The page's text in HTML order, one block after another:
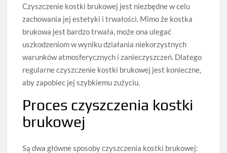
Czyszczenie kostki brukowej jest niezbędne w celu
zachowania jej estetyki i trwałości. Mimo że kostka
brukowa jest bardzo trwała, może ona ulegać
uszkodzeniom w wyniku działania niekorzystnych
warunków atmosferycznych i zanieczyszczeń. Dlatego
regularne czyszczenie kostki brukowej jest konieczne,
aby zapobiec jej szybkiemu zużyciu.
Proces czyszczenia kostki
brukowej
Są dwa główne sposoby czyszczenia kostki brukowej: